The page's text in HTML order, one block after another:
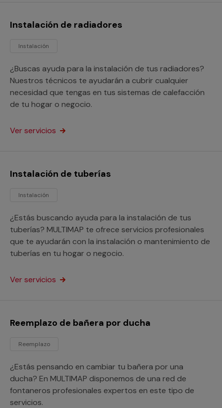
Instalación de radiadores
Instalación
¿Buscas ayuda para la instalación de tus radiadores?
Nuestros técnicos te ayudarán a cubrir cualquier
necesidad que tengas en tus sistemas de calefacción
de tu hogar o negocio.
Ver servicios
Instalación de tuberías
Instalación
¿Estás buscando ayuda para la instalación de tus
tuberías? MULTIMAP te ofrece servicios profesionales
que te ayudarán con la instalación o mantenimiento de
tuberías en tu hogar o negocio.
Ver servicios
Reemplazo de bañera por ducha
Reemplazo
¿Estás pensando en cambiar tu bañera por una
ducha? En MULTIMAP disponemos de una red de
fontaneros profesionales expertos en este tipo de
servicios.